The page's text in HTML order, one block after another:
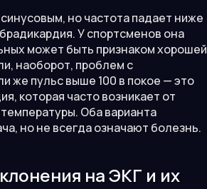
но частота падает ниже
У спортсменов она
может быть признаком хорошей
наоборот, проблем с
же пульс выше 100 в покое — это
которая часто возникает от
Оба варианта
но не всегда означают болезнь.
на ЭКГ и их